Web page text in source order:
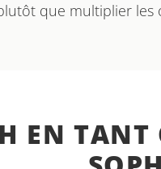
que multiplier les
EN